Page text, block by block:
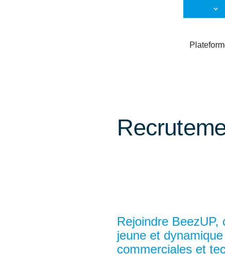
Rejoindre BeezUP,
jeune et
commerciales et